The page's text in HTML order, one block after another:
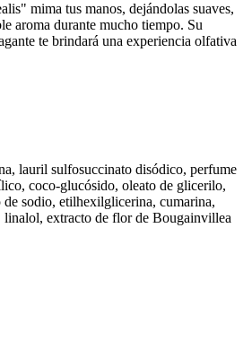
mima tus manos, dejándolas suaves,
aroma durante mucho tiempo. Su
te brindará una experiencia olfativa
lauril sulfosuccinato disódico, perfume
coco-glucósido, oleato de glicerilo,
de sodio, etilhexilglicerina, cumarina,
extracto de flor de Bougainvillea